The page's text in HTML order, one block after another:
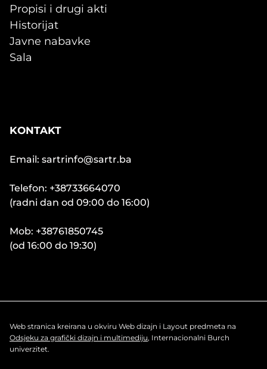
Propisi i drugi akti
Historijat
Javne nabavke
Sala
KONTAKT
Email: sartrinfo@sartr.ba
Telefon: +38733664070
(radni dan od 09:00 do 16:00)
Mob: +38761850745
(od 16:00 do 19:30)
Web stranica kreirana u okviru Web dizajn i Layout predmeta na
Odsjeku za grafički dizajn i multimediju, Internacionalni Burch
univerzitet.